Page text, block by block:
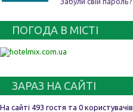
ПОГОДА В МІСТІ
ЗАРАЗ НА САЙТІ
На сайті 493 гостя та 0 користувачів